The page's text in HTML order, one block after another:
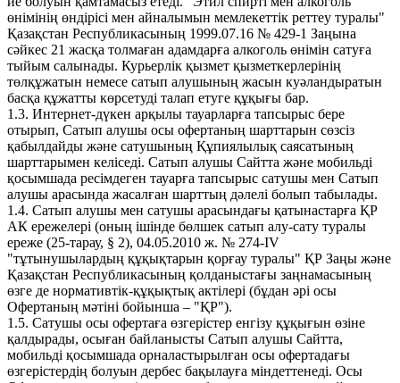
өнімінің өндірісі мен айналымын мемлекеттік реттеу туралы"
Қазақстан Республикасының 1999.07.16 № 429-1 Заңына
сәйкес 21 жасқа толмаған адамдарға алкоголь өнімін сатуға
тыйым салынады. Курьерлік қызмет қызметкерлерінің
төлқұжатын немесе сатып алушының жасын куәландыратын
басқа құжатты көрсетуді талап етуге құқығы бар.
1.3. Интернет-дүкен арқылы тауарларға тапсырыс бере
отырып, Сатып алушы осы офертаның шарттарын сөзсіз
қабылдайды және сатушының Құпиялылық саясатының
шарттарымен келіседі. Сатып алушы Сайтта және мобильді
қосымшада ресімдеген тауарға тапсырыс сатушы мен Сатып
алушы арасында жасалған шарттың дәлелі болып табылады.
1.4. Сатып алушы мен сатушы арасындағы қатынастарға ҚР
АК ережелері (оның ішінде бөлшек сатып алу-сату туралы
ереже (25-тарау, § 2), 04.05.2010 ж. № 274-IV
"тұтынушылардың құқықтарын қорғау туралы" ҚР Заңы және
Қазақстан Республикасының қолданыстағы заңнамасының
өзге де нормативтік-құқықтық актілері (бұдан әрі осы
Офертаның мәтіні бойынша – "ҚР").
1.5. Сатушы осы офертаға өзгерістер енгізу құқығын өзіне
қалдырады, осыған байланысты Сатып алушы Сайтта,
мобильді қосымшада орналастырылған осы офертадағы
өзгерістердің болуын дербес бақылауға міндеттенеді. Осы